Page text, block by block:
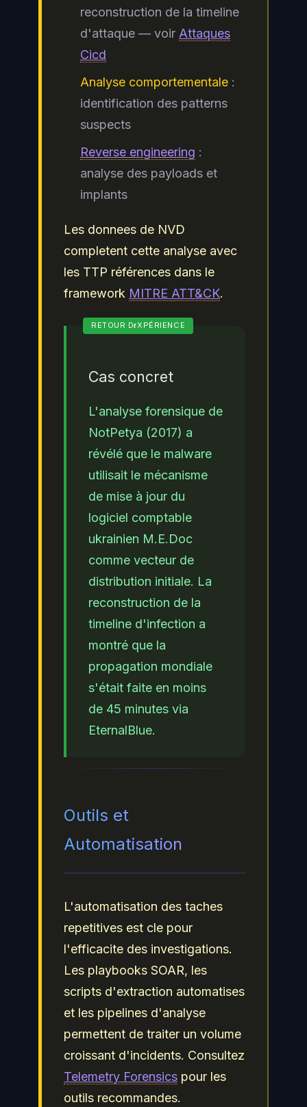
reconstruction de la timeline
d'attaque — voir Attaques
Cicd
Analyse comportementale :
identification des patterns
suspects
Reverse engineering :
analyse des payloads et
implants
Les donnees de NVD
completent cette analyse avec
les TTP références dans le
framework MITRE ATT&CK.
Cas concret
L'analyse forensique de
NotPetya (2017) a
révélé que le malware
utilisait le mécanisme
de mise à jour du
logiciel comptable
ukrainien M.E.Doc
comme vecteur de
distribution initiale. La
reconstruction de la
timeline d'infection a
montré que la
propagation mondiale
s'était faite en moins
de 45 minutes via
EternalBlue.
Outils et
Automatisation
L'automatisation des taches
repetitives est cle pour
l'efficacite des investigations.
Les playbooks SOAR, les
scripts d'extraction automatises
et les pipelines d'analyse
permettent de traiter un volume
croissant d'incidents. Consultez
Telemetry Forensics pour les
outils recommandes.